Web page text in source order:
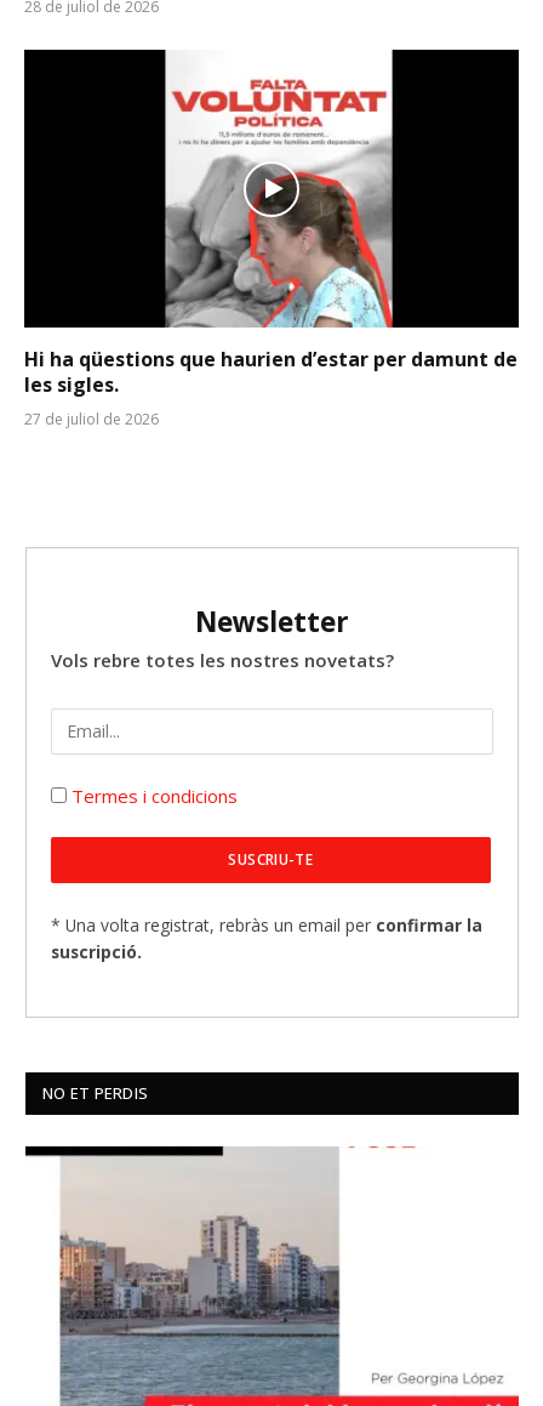
28 de juliol de 2026
Hi ha qüestions que haurien d’estar per damunt de
les sigles.
27 de juliol de 2026
Newsletter
Vols rebre totes les nostres novetats?
Termes i condicions
* Una volta registrat, rebràs un email per confirmar la
suscripció.
NO ET PERDIS